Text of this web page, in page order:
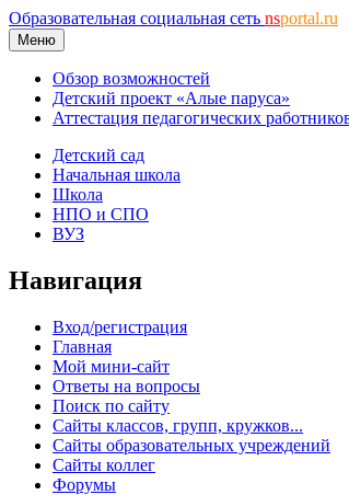
Образовательная социальная сеть nsportal.ru
Меню
Обзор возможностей
Детский проект «Алые паруса»
Аттестация педагогических
Детский сад
Начальная школа
Школа
НПО и СПО
ВУЗ
Навигация
Вход/регистрация
Главная
Мой мини-сайт
Ответы на вопросы
Поиск по сайту
Сайты классов, групп, кружков...
Сайты образовательных учреждений
Сайты коллег
Форумы